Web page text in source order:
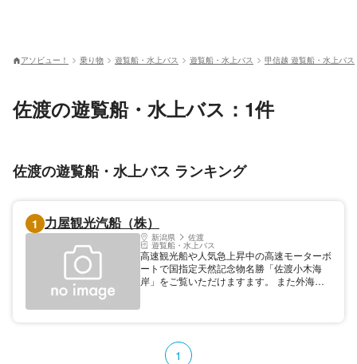
アソビュー！ 乗り物 遊覧船・水上バス 遊覧船・水上バス 甲信越 遊覧船・水上バス
佐渡の遊覧船・水上バス：1件
佐渡の遊覧船・水上バス ランキング
1 力屋観光汽船（株）
新潟県 佐渡
遊覧船・水上バス
高速観光船や人気急上昇中の高速モーターボ
ートで国指定天然記念物名勝「佐渡小木海
岸」をご覧いただけますます。 また外海府
1